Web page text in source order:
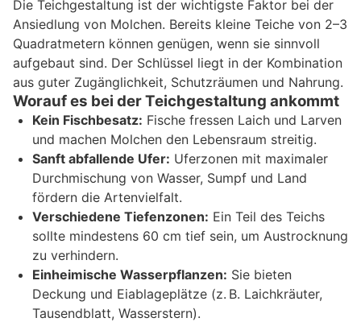
Die Teichgestaltung ist der wichtigste Faktor bei der
Ansiedlung von Molchen. Bereits kleine Teiche von 2–3
Quadratmetern können genügen, wenn sie sinnvoll
aufgebaut sind. Der Schlüssel liegt in der Kombination
aus guter Zugänglichkeit, Schutzräumen und Nahrung.
Worauf es bei der Teichgestaltung ankommt
Kein Fischbesatz: Fische fressen Laich und Larven
und machen Molchen den Lebensraum streitig.
Sanft abfallende Ufer: Uferzonen mit maximaler
Durchmischung von Wasser, Sumpf und Land
fördern die Artenvielfalt.
Verschiedene Tiefenzonen: Ein Teil des Teichs
sollte mindestens 60 cm tief sein, um Austrocknung
zu verhindern.
Einheimische Wasserpflanzen: Sie bieten
Deckung und Eiablageplätze (z. B. Laichkräuter,
Tausendblatt, Wasserstern).